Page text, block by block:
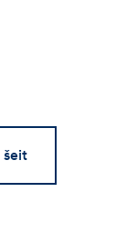
šeit